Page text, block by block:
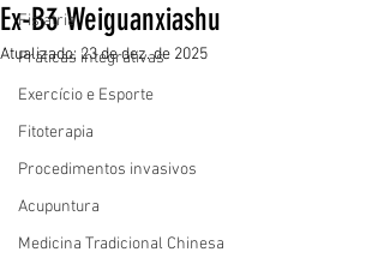
Fisiatria
Práticas integrativas
Exercício e Esporte
Fitoterapia
Procedimentos invasivos
Acupuntura
Medicina Tradicional Chinesa
Ex-B3 Weiguanxiashu
Atualizado: 23 de dez. de 2025